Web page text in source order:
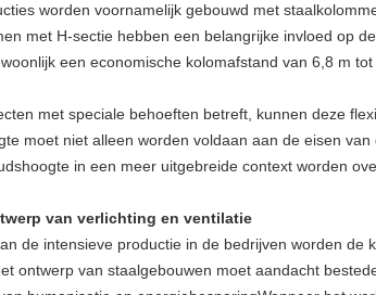
worden voornamelijk gebouwd met
met H-sectie hebben een belangrijke invloed op
een economische kolomafstand van 6,8 m
met speciale behoeften betreft, kunnen deze
moet niet alleen worden voldaan aan de eisen
in een meer uitgebreide context worden
van verlichting en ventilatie
de intensieve productie in de bedrijven worden
ontwerp van staalgebouwen moet aandacht